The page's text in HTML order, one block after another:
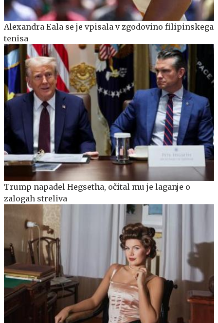
Alexandra Eala se je vpisala v zgodovino filipinskega
tenisa
Trump napadel Hegsetha, očital mu je laganje o
zalogah streliva